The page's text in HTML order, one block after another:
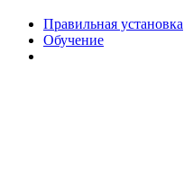
Правильная установка
Обучение